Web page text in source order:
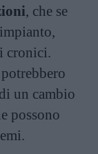
, che se
cronici.
un cambio
possono